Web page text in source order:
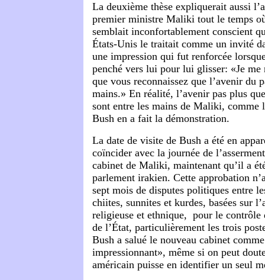
La deuxième thèse expliquerait aussi
premier ministre Maliki tout le temps
semblait inconfortablement conscient
États-Unis le traitait comme un invité
une impression qui fut renforcée
penché vers lui pour lui glisser: «Je me
que vous reconnaissez que l’avenir du
mains.» En réalité, l’avenir pas plus
sont entre les mains de Maliki, comme
Bush en a fait la démonstration.
La date de visite de Bush a été en
coïncider avec la journée de
cabinet de Maliki, maintenant qu’il a
parlement irakien. Cette approbation
sept mois de disputes politiques entre
chiites, sunnites et kurdes, basées sur
religieuse et ethnique, pour le contrôle
de l’État, particulièrement les trois
Bush a salué le nouveau cabinet
impressionnant», même si on peut
américain puisse en identifier un seul